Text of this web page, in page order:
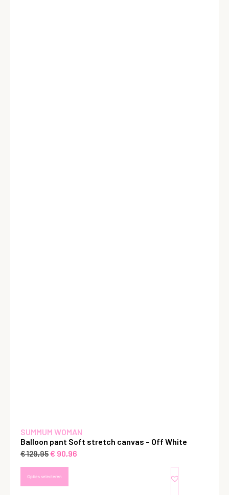
SUMMUM WOMAN
Balloon pant Soft stretch canvas – Off White
€129,95€ 90,96
Opties selecteren